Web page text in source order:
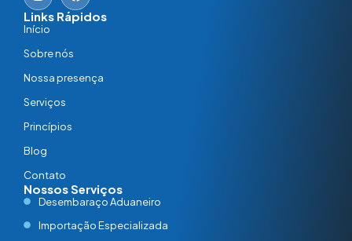
Links Rápidos
Início
Sobre nós
Nossa presença
Serviços
Princípios
Blog
Contato
Nossos Serviços
Desembaraço Aduaneiro
Importação Especializada